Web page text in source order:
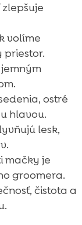
volíme
priestor.
ostré
hlavou.
lesk,
mačky je
groomera.
čistota a